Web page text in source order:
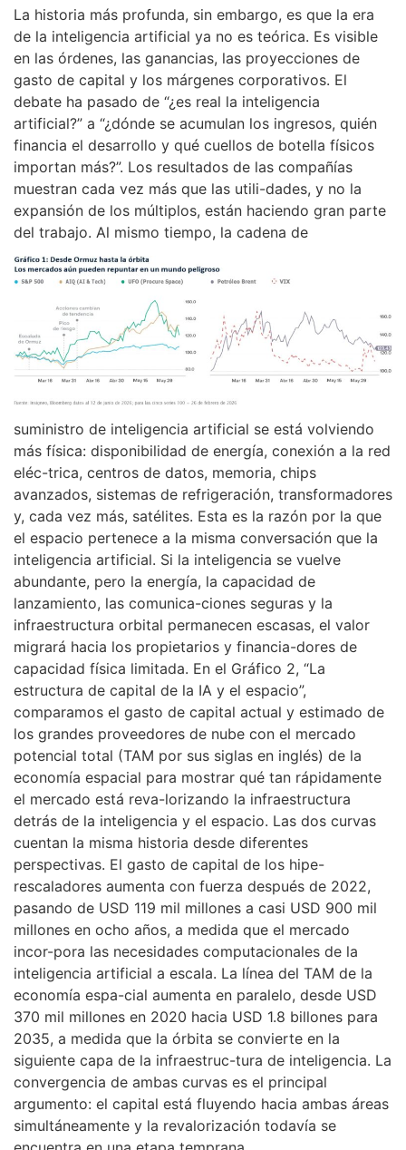
La historia más profunda, sin embargo, es que la era
de la inteligencia artificial ya no es teórica. Es visible
en las órdenes, las ganancias, las proyecciones de
gasto de capital y los márgenes corporativos. El
debate ha pasado de “¿es real la inteligencia
artificial?” a “¿dónde se acumulan los ingresos, quién
financia el desarrollo y qué cuellos de botella físicos
importan más?”. Los resultados de las compañías
muestran cada vez más que las utili-dades, y no la
expansión de los múltiplos, están haciendo gran parte
del trabajo. Al mismo tiempo, la cadena de
suministro de inteligencia artificial se está volviendo
más física: disponibilidad de energía, conexión a la red
eléc-trica, centros de datos, memoria, chips
avanzados, sistemas de refrigeración, transformadores
y, cada vez más, satélites. Esta es la razón por la que
el espacio pertenece a la misma conversación que la
inteligencia artificial. Si la inteligencia se vuelve
abundante, pero la energía, la capacidad de
lanzamiento, las comunica-ciones seguras y la
infraestructura orbital permanecen escasas, el valor
migrará hacia los propietarios y financia-dores de
capacidad física limitada. En el Gráfico 2, “La
estructura de capital de la IA y el espacio”,
comparamos el gasto de capital actual y estimado de
los grandes proveedores de nube con el mercado
potencial total (TAM por sus siglas en inglés) de la
economía espacial para mostrar qué tan rápidamente
el mercado está reva-lorizando la infraestructura
detrás de la inteligencia y el espacio. Las dos curvas
cuentan la misma historia desde diferentes
perspectivas. El gasto de capital de los hipe-
rescaladores aumenta con fuerza después de 2022,
pasando de USD 119 mil millones a casi USD 900 mil
millones en ocho años, a medida que el mercado
incor-pora las necesidades computacionales de la
inteligencia artificial a escala. La línea del TAM de la
economía espa-cial aumenta en paralelo, desde USD
370 mil millones en 2020 hacia USD 1.8 billones para
2035, a medida que la órbita se convierte en la
siguiente capa de la infraestruc-tura de inteligencia. La
convergencia de ambas curvas es el principal
argumento: el capital está fluyendo hacia ambas áreas
simultáneamente y la revalorización todavía se